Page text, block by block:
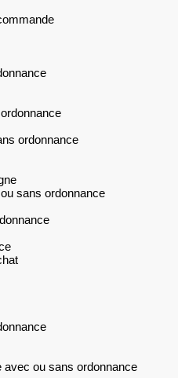
ordonnance
sans ordonnance
avec ou sans ordonnance